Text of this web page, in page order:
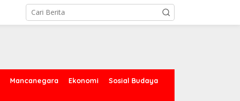
Mancanegara Ekonomi Sosial Budaya